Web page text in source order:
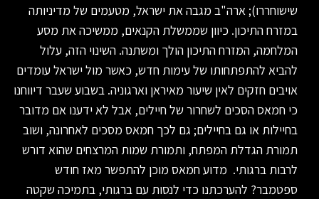
שישוחררו); ארה"ב מגבה את ישראל, מטעמים של מדיניותה
במזרח התיכון. כיוון שממשלת הקנאים, ממשיכה את מסע
המלחמה, המזרח התיכון הולך ומשתנה. השינוי הזה, עלול
להביא להתפתחותו של עימות חדש, כאשר מול ישראל עומדים
אויבים חזקים לאין שיעור מאיראן וארגוניה. בשבוע שעבר דיווחנו
כי חמאס הסכים לשחרור של חיילים, אבל לא ידענו אם מדובר
בחיילות או גם בחיילים; גם לכך חמאס מסכים לאחרונה, ושוב
תמורת הגדלת המפתח, ותמורת שמות המרצחים שהוא דורש
לרבות ברגותי. מדוע חמאס מוכן להתפשר מאז חודש
ספטמבר? להערכתנו כדי לנסות עם ברגותי, בתמיכה שקטה